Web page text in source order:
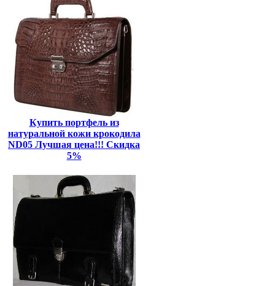
Купить портфель из
натуральной кожи крокодила
ND05 Лучшая цена!!! Скидка
5%